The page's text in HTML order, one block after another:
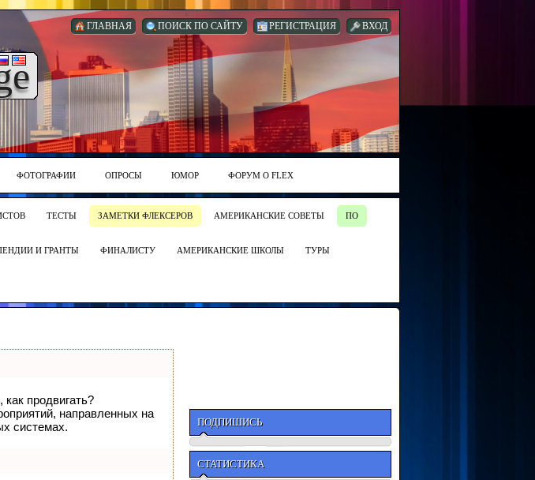
ВХОД
РЕГИСТРАЦИЯ
ПОИСК ПО САЙТУ
ГЛАВНАЯ
ФОТОГРАФИИ ОПРОСЫ ЮМОР ФОРУМ О FLEX
ТЕСТЫ ЗАМЕТКИ ФЛЕКСЕРОВ АМЕРИКАНСКИЕ СОВЕТЫ ПО
И ГРАНТЫ ФИНАЛИСТУ АМЕРИКАНСКИЕ ШКОЛЫ ТУРЫ
продвигать?
направленных на
системах.
ПОДПИШИСЬ
СТАТИСТИКА